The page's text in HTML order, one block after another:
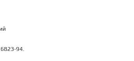
94.